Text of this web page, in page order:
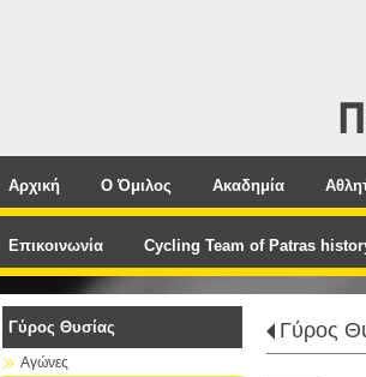
Αρχική Ο Όμιλος Ακαδημία
Επικοινωνία Cycling Team of Patras
Γύρος Θυσίας
Αγώνες
Γύρος